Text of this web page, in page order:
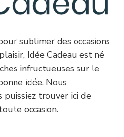
sublimer des occasions
Idée Cadeau est né
infructueuses sur le
idée. Nous
puissiez trouver ici de
occasion.